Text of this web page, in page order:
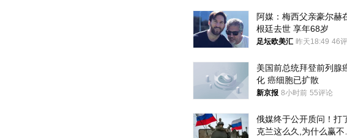
阿媒：梅西父亲豪尔赫
根廷去世 享年68岁
足坛欧美汇 昨天18:49 46
美国前总统拜登前列腺
化 癌细胞已扩散
新京报 8小时前 55评论
俄媒终于公开质问！打
克兰这么久,为什么赢不